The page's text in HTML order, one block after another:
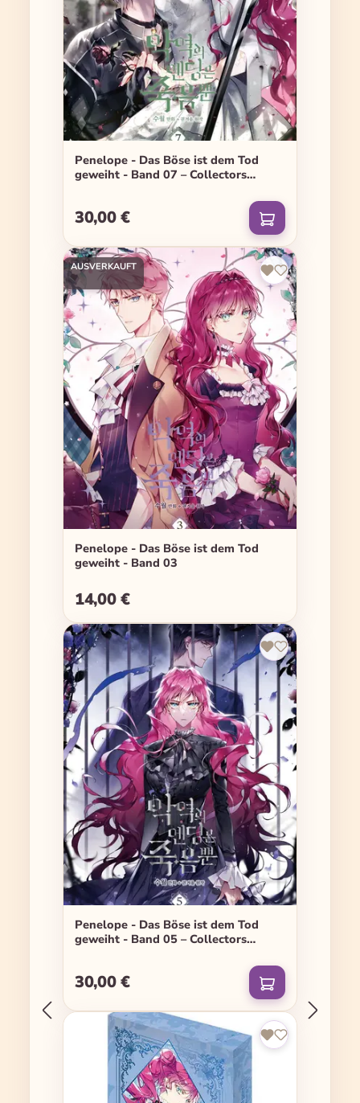
Penelope - Das Böse ist dem Tod
geweiht - Band 07 – Collectors
Regulärer Preis:
30,00 €
AUSVERKAUFT
Penelope - Das Böse ist dem Tod
geweiht - Band 03
Regulärer Preis:
14,00 €
Penelope - Das Böse ist dem Tod
geweiht - Band 05 – Collectors
Regulärer Preis:
30,00 €